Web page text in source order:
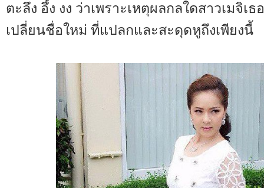
ตะลึง อึ้ง งง ว่าเพราะเหตุผลกลใดสาวเมจิเ
เปลี่ยนชื่อใหม่ ที่แปลกและสะดุดหูถึงเพียงนี้